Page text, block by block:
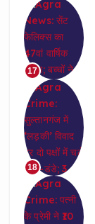
17
18